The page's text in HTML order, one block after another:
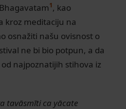
1, kao
kroz meditaciju na
osnažiti našu ovisnost o
ne bi bio potpun, a da
najpoznatijih stihova iz
tavāsmīti ca yācate